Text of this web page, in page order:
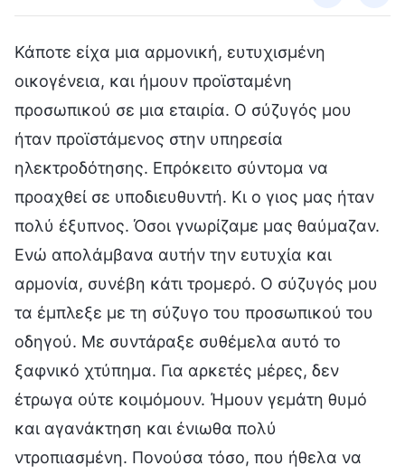
Κάποτε είχα μια αρμονική, ευτυχισμένη
οικογένεια, και ήμουν προϊσταμένη
προσωπικού σε μια εταιρία. Ο σύζυγός μου
ήταν προϊστάμενος στην υπηρεσία
ηλεκτροδότησης. Επρόκειτο σύντομα να
προαχθεί σε υποδιευθυντή. Κι ο γιος μας ήταν
πολύ έξυπνος. Όσοι γνωρίζαμε μας θαύμαζαν.
Ενώ απολάμβανα αυτήν την ευτυχία και
αρμονία, συνέβη κάτι τρομερό. Ο σύζυγός μου
τα έμπλεξε με τη σύζυγο του προσωπικού του
οδηγού. Με συντάραξε συθέμελα αυτό το
ξαφνικό χτύπημα. Για αρκετές μέρες, δεν
έτρωγα ούτε κοιμόμουν. Ήμουν γεμάτη θυμό
και αγανάκτηση και ένιωθα πολύ
ντροπιασμένη. Πονούσα τόσο, που ήθελα να